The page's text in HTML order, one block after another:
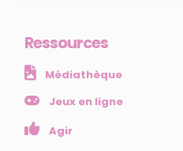
Ressources
Médiathèque
Jeux en ligne
Agir
Qui sommes-nous ?
Comprendre
Ressources et publications